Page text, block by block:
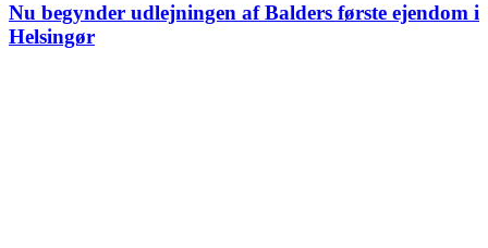
Nu begynder udlejningen af Balders første ejendom i
Helsingør